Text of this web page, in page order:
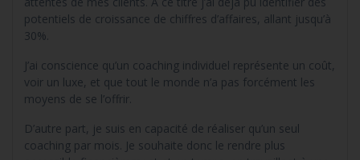
potentiels de croissance de chiffres d’affaires, allant jusqu’à
30%.
J’ai conscience qu’un coaching individuel représente un coût,
voir un luxe, et que tout le monde n’a pas forcément les
moyens de se l’offrir.
D’autre part, je suis en capacité de réaliser qu’un seul
coaching par mois. Je souhaite donc le rendre plus